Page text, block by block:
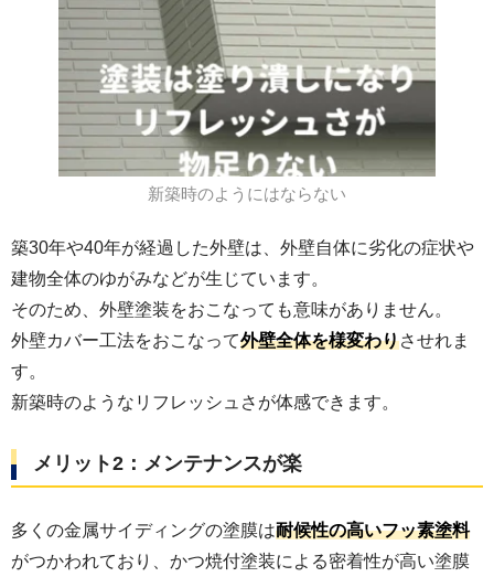
新築時のようにはならない
築30年や40年が経過した外壁は、外壁自体に劣化の症状や
建物全体のゆがみなどが生じています。
そのため、外壁塗装をおこなっても意味がありません。
外壁カバー工法をおこなって外壁全体を様変わりさせれま
す。
新築時のようなリフレッシュさが体感できます。
メリット2：メンテナンスが楽
多くの金属サイディングの塗膜は耐候性の高いフッ素塗料
がつかわれており、かつ焼付塗装による密着性が高い塗膜